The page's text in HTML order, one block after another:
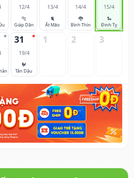
12/4
🐅
Giáp Dần
13/4
🐈
Ất Mão
14/4
🐉
Bính Thìn
15/4
🐍
Đinh Tỵ
31
19/4
🐓
Tân Dậu
1 2 3